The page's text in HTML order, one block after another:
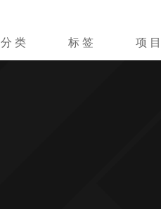
分 类 标 签 项 目